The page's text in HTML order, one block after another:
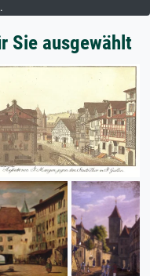
Sie ausgewählt